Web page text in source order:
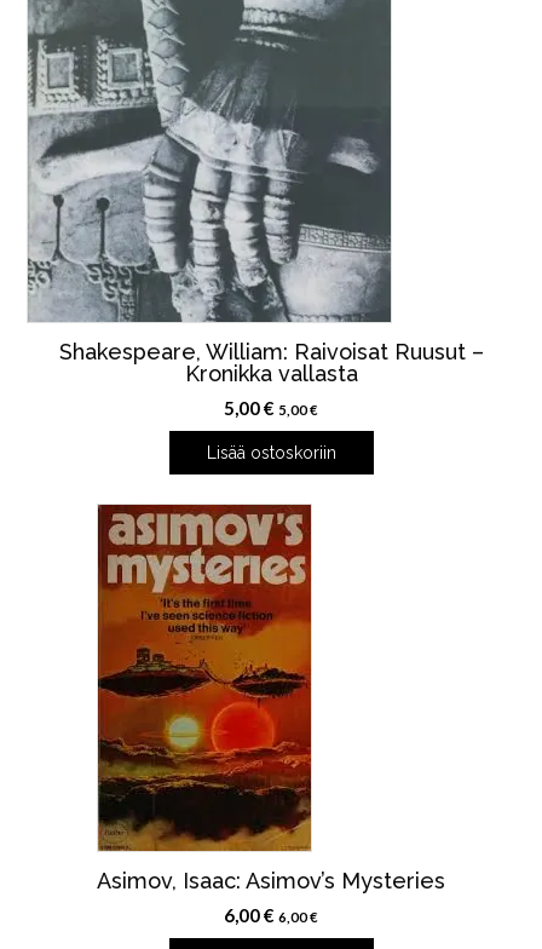
Shakespeare, William: Raivoisat Ruusut –
Kronikka vallasta
5,00€ 5,00€
Lisää ostoskoriin
Asimov, Isaac: Asimov’s Mysteries
6,00€ 6,00€